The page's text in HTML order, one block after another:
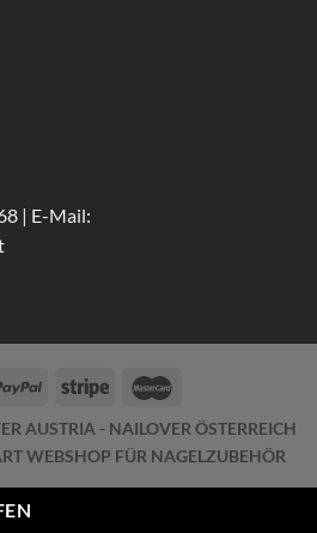
| E-Mail:
AUSTRIA - NAILOVER ÖSTERREICH
WEBSHOP FÜR NAGELZUBEHÖR